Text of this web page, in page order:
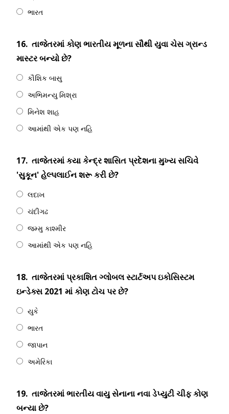
ભારત
16. તાજેતરમાં કોણ ભારતીય મૂળના સૌથી યુવા ચેસ ગ્રાન્ડ
માસ્ટર બન્યો છે?
કૌશિક બાસુ
અભિમન્યુ મિશ્રા
મિનેશ શાહ
આમાંથી એક પણ નહિ
17. તાજેતરમાં કયા કેન્દ્ર શાસિત પ્રદેશના મુખ્ય સચિવે
'સુકૂન' હેલ્પલાઈન શરૂ કરી છે?
લદાખ
ચંદીગઢ
જમ્મુ કાશ્મીર
આમાંથી એક પણ નહિ
18. તાજેતરમાં પ્રકાશિત ગ્લોબલ સ્ટાર્ટઅપ ઇકોસિસ્ટમ
ઇન્ડેક્સ 2021 માં કોણ ટોચ પર છે?
યુકે
ભારત
જાપાન
અમેરિકા
19. તાજેતરમાં ભારતીય વાયુ સેનાના નવા ડેપ્યુટી ચીફ કોણ
બન્યા છે?